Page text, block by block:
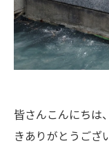
皆さんこんにちは
きありがとうござ